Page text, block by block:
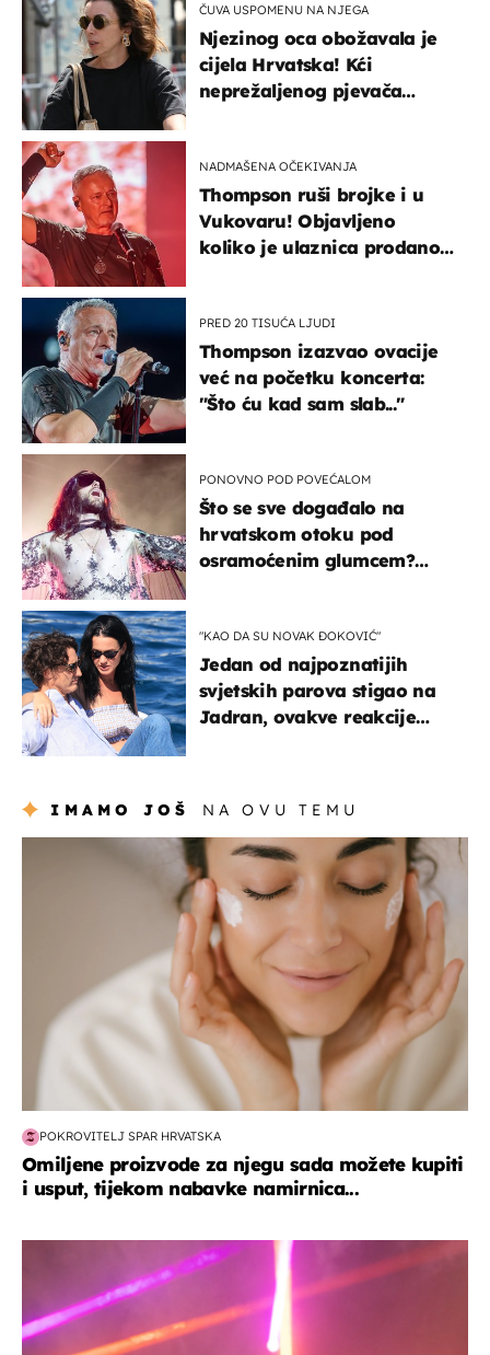
ČUVA USPOMENU NA NJEGA
Njezinog oca obožavala je
cijela Hrvatska! Kći
neprežaljenog pjevača
NADMAŠENA OČEKIVANJA
Thompson ruši brojke i u
Vukovaru! Objavljeno
koliko je ulaznica prodano
PRED 20 TISUĆA LJUDI
Thompson izazvao ovacije
već na početku koncerta:
"Što ću kad sam slab..."
PONOVNO POD POVEĆALOM
Što se sve događalo na
hrvatskom otoku pod
osramoćenim glumcem?
"KAO DA SU NOVAK ĐOKOVIĆ"
Jedan od najpoznatijih
svjetskih parova stigao na
Jadran, ovakve reakcije
IMAMO JOŠ NA OVU TEMU
moda & ljepota
POKROVITELJ SPAR HRVATSKA
Omiljene proizvode za njegu sada možete kupiti
i usput, tijekom nabavke namirnica...